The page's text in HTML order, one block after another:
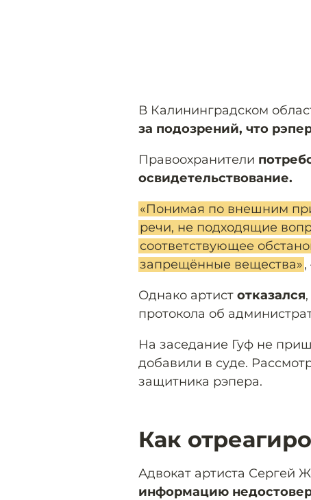
В Калининградском
за подозрений, что
Правоохранители
освидетельствование.
«Понимая по внешним
речи, не подходящие
соответствующее
запрещённые вещества»
Однако артист отказался
протокола об
На заседание Гуф не
добавили в суде.
защитника рэпера.
Как
Адвокат артиста Сергей
информацию